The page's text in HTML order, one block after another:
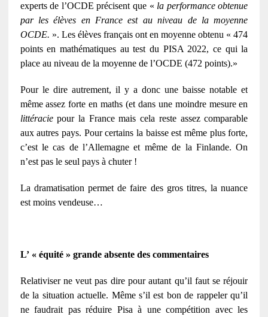
experts de l’OCDE précisent que « la performance obtenue
par les élèves en France est au niveau de la moyenne
OCDE. ». Les élèves français ont en moyenne obtenu « 474
points en mathématiques au test du PISA 2022, ce qui la
place au niveau de la moyenne de l’OCDE (472 points).»
Pour le dire autrement, il y a donc une baisse notable et
même assez forte en maths (et dans une moindre mesure en
littéraciepour la France mais cela reste assez comparable
aux autres pays. Pour certains la baisse est même plus forte,
c’est le cas de l’Allemagne et même de la Finlande. On
n’est pas le seul pays à chuter !
La dramatisation permet de faire des gros titres, la nuance
est moins vendeuse…
L’ « équité » grande absente des commentaires
Relativiser ne veut pas dire pour autant qu’il faut se réjouir
de la situation actuelle. Même s’il est bon de rappeler qu’il
ne faudrait pas réduire Pisa à une compétition avec les